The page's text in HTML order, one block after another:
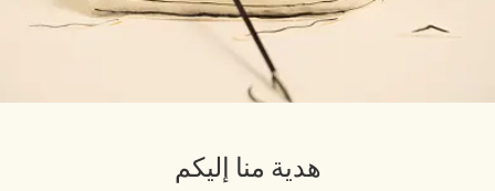
هدية منا إليكم